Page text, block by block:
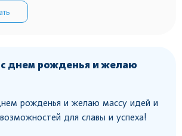
днем рожденья и желаю
рожденья и желаю массу идей и
для славы и успеха!